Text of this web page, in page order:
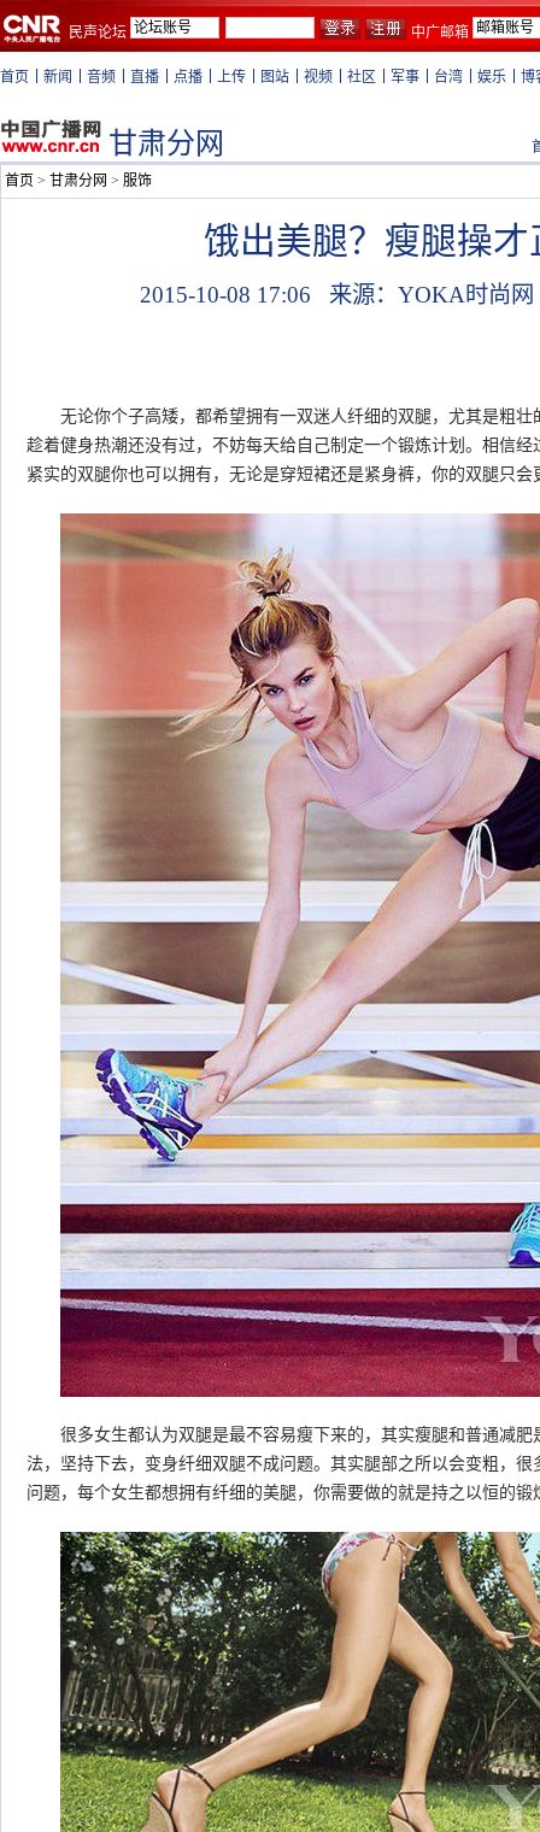
民声论坛 中广邮箱
首页 新闻 音频 直播 点播 上传 图站 视频 社区 军事 台湾 娱乐 博
甘肃分网
首页 > 甘肃分网 > 服饰
饿出美腿？瘦腿操才
2015-10-08 17:06 来源：YOKA时尚
无论你个子高矮，都希望拥有一双迷人纤细的双腿，尤其是粗壮
趁着健身热潮还没有过，不妨每天给自己制定一个锻炼计划。相信
紧实的双腿你也可以拥有，无论是穿短裙还是紧身裤，你的双腿只会
很多女生都认为双腿是最不容易瘦下来的，其实瘦腿和普通减肥
法，坚持下去，变身纤细双腿不成问题。其实腿部之所以会变粗，
问题，每个女生都想拥有纤细的美腿，你需要做的就是持之以恒的锻